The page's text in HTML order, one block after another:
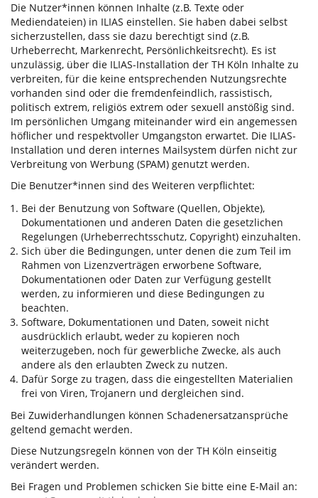
Die Nutzer*innen können Inhalte (z.B. Texte oder
Mediendateien) in ILIAS einstellen. Sie haben dabei selbst
sicherzustellen, dass sie dazu berechtigt sind (z.B.
Urheberrecht, Markenrecht, Persönlichkeitsrecht). Es ist
unzulässig, über die ILIAS-Installation der TH Köln Inhalte zu
verbreiten, für die keine entsprechenden Nutzungsrechte
vorhanden sind oder die fremdenfeindlich, rassistisch,
politisch extrem, religiös extrem oder sexuell anstößig sind.
Im persönlichen Umgang miteinander wird ein angemessen
höflicher und respektvoller Umgangston erwartet. Die ILIAS-
Installation und deren internes Mailsystem dürfen nicht zur
Verbreitung von Werbung (SPAM) genutzt werden.
Die Benutzer*innen sind des Weiteren verpflichtet:
Bei der Benutzung von Software (Quellen, Objekte),
Dokumentationen und anderen Daten die gesetzlichen
Regelungen (Urheberrechtsschutz, Copyright) einzuhalten.
Sich über die Bedingungen, unter denen die zum Teil im
Rahmen von Lizenzverträgen erworbene Software,
Dokumentationen oder Daten zur Verfügung gestellt
werden, zu informieren und diese Bedingungen zu
beachten.
Software, Dokumentationen und Daten, soweit nicht
ausdrücklich erlaubt, weder zu kopieren noch
weiterzugeben, noch für gewerbliche Zwecke, als auch
andere als den erlaubten Zweck zu nutzen.
Dafür Sorge zu tragen, dass die eingestellten Materialien
frei von Viren, Trojanern und dergleichen sind.
Bei Zuwiderhandlungen können Schadenersatzansprüche
geltend gemacht werden.
Diese Nutzungsregeln können von der TH Köln einseitig
verändert werden.
Bei Fragen und Problemen schicken Sie bitte eine E-Mail an: